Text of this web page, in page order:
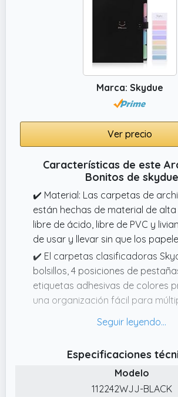
Marca: Skydue
Ver precio
Características de este
Bonitos de skydue
✔️ Material: Las carpetas de
están hechas de material de alta
libre de ácido, libre de PVC y
de usar y llevar sin que los
✔️ El carpetas clasificadoras
bolsillos, 4 posiciones de
etiquetas adhesivas de colores
una organización fácil para
pueden causar pequeñas
color. Todos los productos están
los objetos materiales.
Especificaciones
Modelo
112242WJJ-BLACK